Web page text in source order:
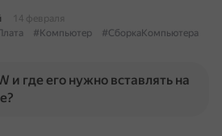
14 февраля
#Компьютер
#СборкаКомпьютера
и где его нужно вставлять на